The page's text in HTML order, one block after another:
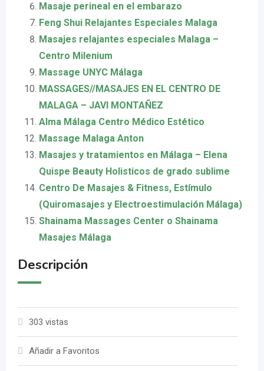
Masaje perineal en el embarazo
Feng Shui Relajantes Especiales Malaga
Masajes relajantes especiales Malaga –
Centro Milenium
Massage UNYC Málaga
MASSAGES//MASAJES EN EL CENTRO DE
MALAGA – JAVI MONTAÑEZ
Alma Málaga Centro Médico Estético
Massage Malaga Anton
Masajes y tratamientos en Málaga – Elena
Quispe Beauty Holisticos de grado sublime
Centro De Masajes & Fitness, Estímulo
(Quiromasajes y Electroestimulación Málaga)
Shainama Massages Center o Shainama
Masajes Málaga
Descripción
303 vistas
Añadir a Favoritos